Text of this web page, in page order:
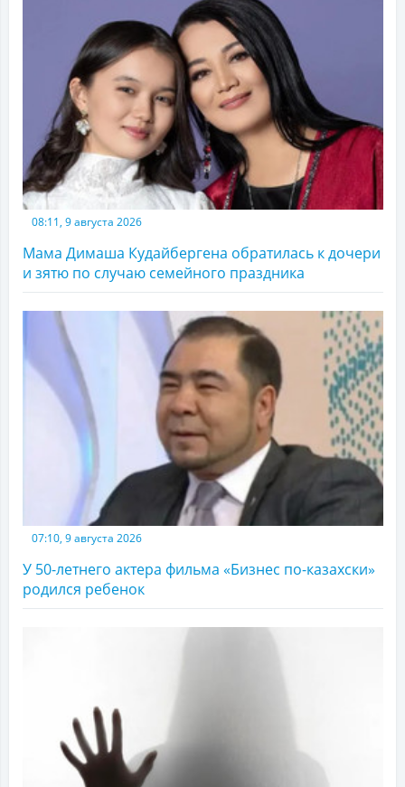
08:11, 9 августа 2026
Мама Димаша Кудайбергена обратилась к дочери
и зятю по случаю семейного праздника
07:10, 9 августа 2026
У 50-летнего актера фильма «Бизнес по-казахски»
родился ребенок